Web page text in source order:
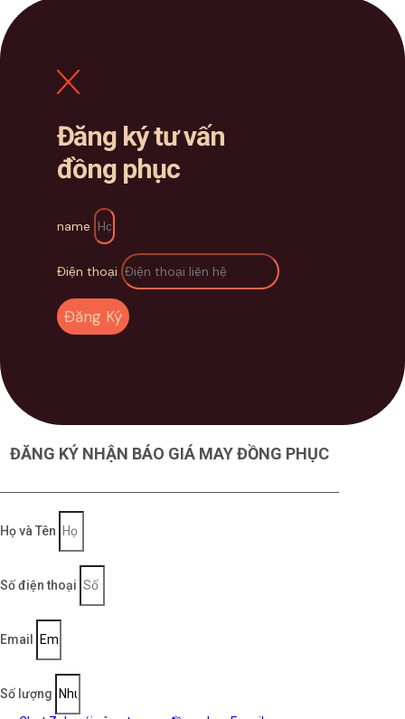
Đăng ký tư vấn
đồng phục
name
Điện thoại
Đăng Ký
ĐĂNG KÝ NHẬN BÁO GIÁ MAY ĐỒNG PHỤC
Họ và Tên
Số điện thoại
Email
Số lượng